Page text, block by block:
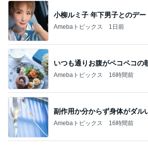
小柳ルミ子 年下男子とのデー
Amebaトピックス 1日前
いつも通りお腹がペコペコの
Amebaトピックス 16時間前
副作用か分からず身体がダル
Amebaトピックス 16時間前